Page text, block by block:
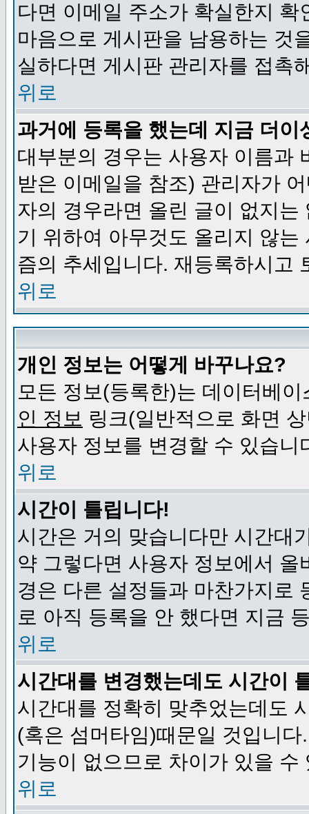
다면 이메일 주소가 확실한지
마음으로 게시판을 남용하는 것
실하다면 게시판 관리자를 접촉
위로
과거에 등록을 했는데 지금 더
대부분의 경우는 사용자 이름과
받은 이메일을 참조) 관리자가
자의 경우라면 올린 글이 없지
기 위하여 아무것도 올리지 않
즘의 추세입니다. 재등록하시고
위로
개인 정보는 어떻게 바꾸나요?
모든 정보(등록한)는 데이터베
인 정보 링크(일반적으로 화면
사용자 정보를 변경할 수 있습니
위로
시간이 틀립니다!
시간은 거의 맞습니다만 시간대
약 그렇다면 사용자 정보에서
경은 다른 설정들과 마찬가지로
로 아직 등록을 안 했다면 지금
위로
시간대를 변경했는데도 시간이
시간대를 정확히 맞추었는데도
(혹은 섬머타임)때문일 것입니
기능이 없으므로 차이가 있을 수
위로